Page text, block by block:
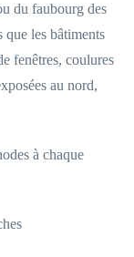
du faubourg des
que les bâtiments
fenêtres, coulures
au nord,
à chaque